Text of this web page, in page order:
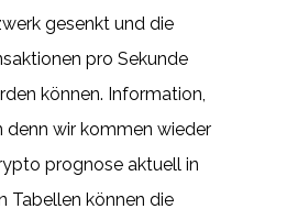
gesenkt und die
pro Sekunde
können. Information,
denn wir kommen wieder
prognose aktuell in
Tabellen können die